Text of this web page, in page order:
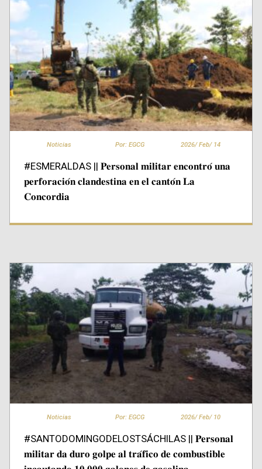
Noticias Por: EGCG 2026/ Feb/ 14
#ESMERALDAS || 𝐏𝐞𝐫𝐬𝐨𝐧𝐚𝐥 𝐦𝐢𝐥𝐢𝐭𝐚𝐫 𝐞𝐧𝐜𝐨𝐧𝐭𝐫𝐨́ 𝐮𝐧𝐚
𝐩𝐞𝐫𝐟𝐨𝐫𝐚𝐜𝐢𝐨́𝐧 𝐜𝐥𝐚𝐧𝐝𝐞𝐬𝐭𝐢𝐧𝐚 𝐞𝐧 𝐞𝐥 𝐜𝐚𝐧𝐭𝐨́𝐧 𝐋𝐚
𝐂𝐨𝐧𝐜𝐨𝐫𝐝𝐢𝐚
Noticias Por: EGCG 2026/ Feb/ 10
#SANTODOMINGODELOSTSÁCHILAS || 𝐏𝐞𝐫𝐬𝐨𝐧𝐚𝐥
𝐦𝐢𝐥𝐢𝐭𝐚𝐫 𝐝𝐚 𝐝𝐮𝐫𝐨 𝐠𝐨𝐥𝐩𝐞 𝐚𝐥 𝐭𝐫𝐚́𝐟𝐢𝐜𝐨 𝐝𝐞 𝐜𝐨𝐦𝐛𝐮𝐬𝐭𝐢𝐛𝐥𝐞